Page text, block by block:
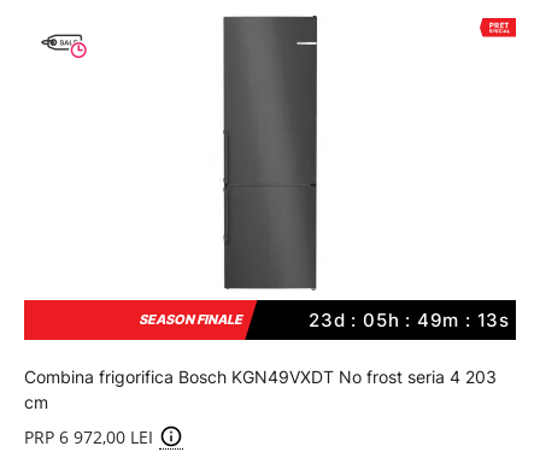
SEASON FINALE 23d : 05h : 49m : 12s
Combina frigorifica Bosch KGN49VXDT No frost seria 4 203
cm
PRP 6 972,00 LEI